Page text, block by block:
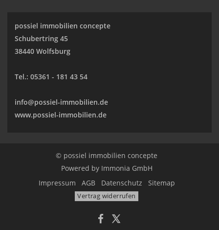
possiel immobilien concepte
Schubertring 45
38440 Wolfsburg
Tel.: 05361 - 181 43 54
info@possiel-immobilien.de
www.possiel-immobilien.de
© possiel immobilien concepte
Powered by Immonia GmbH
Impressum
AGB Datenschutz Sitemap
Vertrag widerrufen